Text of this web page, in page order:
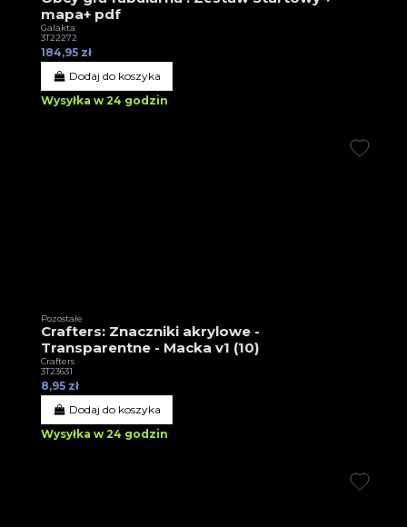
mapa+ pdf
Galakta
3T22272
184,95 zł
Dodaj do koszyka
Wysyłka w 24 godzin
Pozostałe
Crafters: Znaczniki akrylowe -
Transparentne - Macka v1 (10)
Crafters
3T23631
8,95 zł
Dodaj do koszyka
Wysyłka w 24 godzin